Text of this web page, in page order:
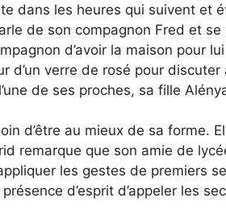
dans les heures qui suivent et
de son compagnon Fred et
d’avoir la maison pour
d’un verre de rosé pour
de ses proches, sa fille
d’être au mieux de sa forme.
remarque que son amie de
les gestes de premiers
d’esprit d’appeler les